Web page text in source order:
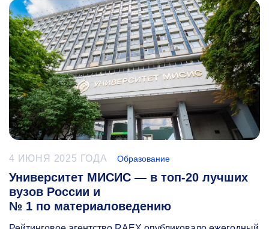
4 ИЮНЯ 2025 ГОДА Образование
Университет МИСИС — в топ-20 лучших
вузов России и
№ 1 по материаловедению